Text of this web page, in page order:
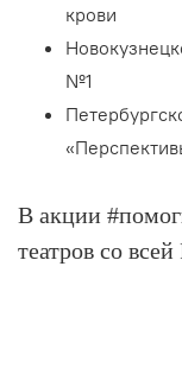
крови
№1
В акции
театров со